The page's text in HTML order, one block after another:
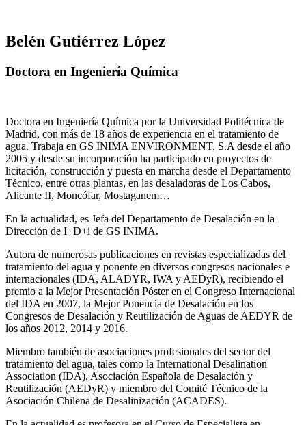
Belén Gutiérrez López
Doctora en Ingeniería Química
Doctora en Ingeniería Química por la Universidad Politécnica de
Madrid, con más de 18 años de experiencia en el tratamiento de
agua. Trabaja en GS INIMA ENVIRONMENT, S.A desde el año
2005 y desde su incorporación ha participado en proyectos de
licitación, construcción y puesta en marcha desde el Departamento
Técnico, entre otras plantas, en las desaladoras de Los Cabos,
Alicante II, Moncófar, Mostaganem…
En la actualidad, es Jefa del Departamento de Desalación en la
Dirección de I+D+i de GS INIMA.
Autora de numerosas publicaciones en revistas especializadas del
tratamiento del agua y ponente en diversos congresos nacionales e
internacionales (IDA, ALADYR, IWA y AEDyR), recibiendo el
premio a la Mejor Presentación Póster en el Congreso Internacional
del IDA en 2007, la Mejor Ponencia de Desalación en los
Congresos de Desalación y Reutilización de Aguas de AEDYR de
los años 2012, 2014 y 2016.
Miembro también de asociaciones profesionales del sector del
tratamiento del agua, tales como la International Desalination
Association (IDA), Asociación Española de Desalación y
Reutilización (AEDyR) y miembro del Comité Técnico de la
Asociación Chilena de Desalinización (ACADES).